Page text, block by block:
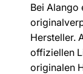
Bei Alango
Hersteller.
offiziellen
originalen